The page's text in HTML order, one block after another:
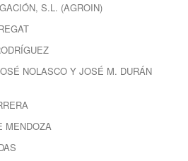
S.L. (AGROIN)
NOLASCO Y JOSÉ M. DURÁN
MENDOZA